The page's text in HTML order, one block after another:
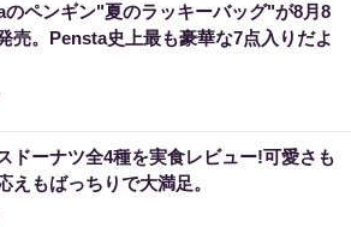
のペンギン"夏のラッキーバッグ"が8月8
売。Pensta史上最も豪華な7点入りだよ
ドーナツ全4種を実食レビュー!可愛さも
えもばっちりで大満足。